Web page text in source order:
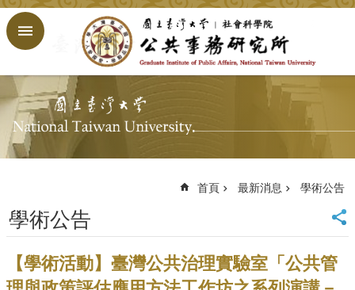
跳到主要內容區塊
搜
尋
回
首
頁
頁
站
導
首頁 最新消息 學術公告
學術公告
【學術活動】臺灣公共治理實驗室「公共管